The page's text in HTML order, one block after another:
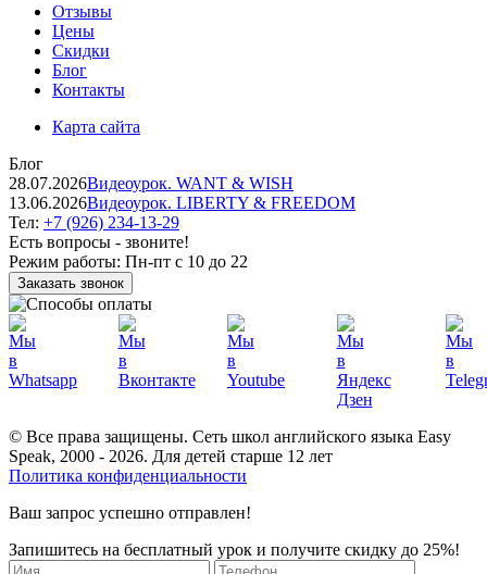
Отзывы
Цены
Скидки
Блог
Контакты
Карта сайта
Блог
28.07.2026Видеоурок. WANT & WISH
13.06.2026Видеоурок. LIBERTY & FREEDOM
Тел: +7 (926) 234-13-29
Есть вопросы - звоните!
Режим работы: Пн-пт с 10 до 22
Заказать звонок
© Все права защищены. Сеть школ английского языка Easy
Speak, 2000 - 2026. Для детей старше 12 лет
Политика конфиденциальности
Ваш запрос успешно отправлен!
Запишитесь на бесплатный урок и получите скидку до 25%!